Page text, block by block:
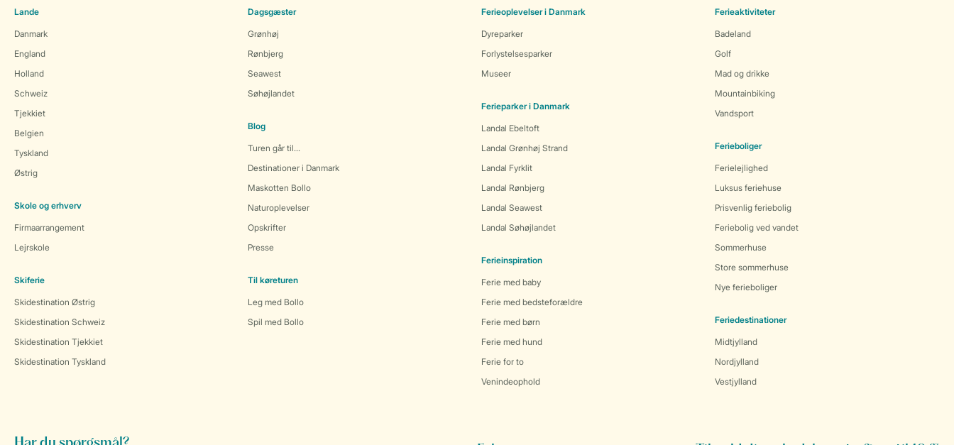
Lande
Danmark
England
Holland
Schweiz
Tjekkiet
Belgien
Tyskland
Østrig
Skole og erhverv
Firmaarrangement
Lejrskole
Skiferie
Skidestination Østrig
Skidestination Schweiz
Skidestination Tjekkiet
Skidestination Tyskland
Dagsgæster
Grønhøj
Rønbjerg
Seawest
Søhøjlandet
Blog
Turen går til...
Destinationer i Danmark
Maskotten Bollo
Naturoplevelser
Opskrifter
Presse
Til køreturen
Leg med Bollo
Spil med Bollo
Ferieoplevelser i Danmark
Dyreparker
Forlystelsesparker
Museer
Ferieparker i Danmark
Landal Ebeltoft
Landal Grønhøj Strand
Landal Fyrklit
Landal Rønbjerg
Landal Seawest
Landal Søhøjlandet
Ferieinspiration
Ferie med baby
Ferie med bedsteforældre
Ferie med børn
Ferie med hund
Ferie for to
Venindeophold
Ferieaktiviteter
Badeland
Golf
Mad og drikke
Mountainbiking
Vandsport
Ferieboliger
Ferielejlighed
Luksus feriehuse
Prisvenlig feriebolig
Feriebolig ved vandet
Sommerhuse
Store sommerhuse
Nye ferieboliger
Feriedestinationer
Midtjylland
Nordjylland
Vestjylland